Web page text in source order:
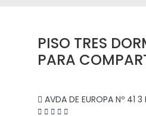
PISO TRES
PARA
AVDA DE EUROPA Nº 41